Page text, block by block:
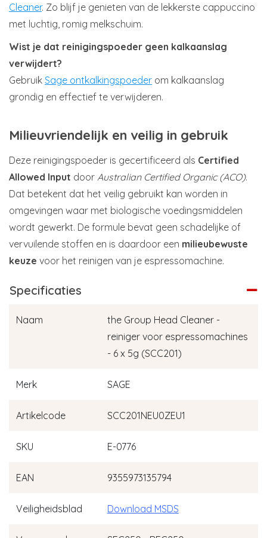
Cleaner. Zo blijf je genieten van de lekkerste cappuccino
met luchtig, romig melkschuim.
Wist je dat reinigingspoeder geen kalkaanslag
verwijdert?
Gebruik Sage ontkalkingspoeder om kalkaanslag
grondig en effectief te verwijderen.
Milieuvriendelijk en veilig in gebruik
Deze reinigingspoeder is gecertificeerd als Certified
Allowed Input door Australian Certified Organic (ACO).
Dat betekent dat het veilig gebruikt kan worden in
omgevingen waar met biologische voedingsmiddelen
wordt gewerkt. De formule bevat geen schadelijke of
vervuilende stoffen en is daardoor een milieubewuste
keuze voor het reinigen van je espressomachine.
Specificaties
Naam
the Group Head Cleaner -
reiniger voor espressomachines
- 6 x 5g (SCC201)
Merk SAGE
Artikelcode SCC201NEU0ZEU1
SKU E-0776
EAN 9355973135794
Veiligheidsblad Download MSDS